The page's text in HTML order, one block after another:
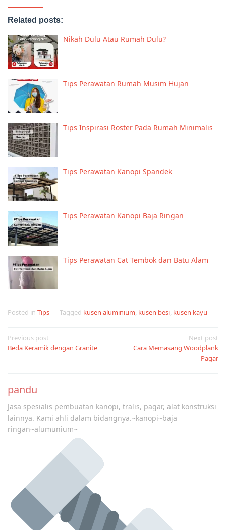
Related posts:
Nikah Dulu Atau Rumah Dulu?
Tips Perawatan Rumah Musim Hujan
Tips Inspirasi Roster Pada Rumah Minimalis
Tips Perawatan Kanopi Spandek
Tips Perawatan Kanopi Baja Ringan
Tips Perawatan Cat Tembok dan Batu Alam
Posted in Tips Tagged kusen aluminium, kusen besi, kusen kayu
Post
navigation
Previous post
Beda Keramik dengan Granite
Next post
Cara Memasang Woodplank
Pagar
pandu
Jasa spesialis pembuatan kanopi, tralis, pagar, alat konstruksi
lainnya. Kami ahli dalam bidangnya.~kanopi~baja
ringan~alumunium~